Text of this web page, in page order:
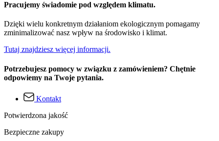
Pracujemy świadomie pod względem klimatu.
Dzięki wielu konkretnym działaniom ekologicznym pomagamy
zminimalizować nasz wpływ na środowisko i klimat.
Tutaj znajdziesz więcej informacji.
Potrzebujesz pomocy w związku z zamówieniem? Chętnie
odpowiemy na Twoje pytania.
Kontakt
Potwierdzona jakość
Bezpieczne zakupy